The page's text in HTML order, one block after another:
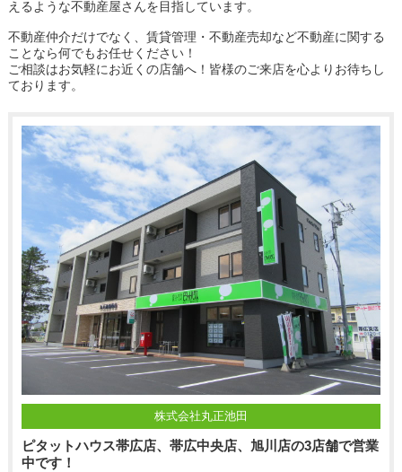
えるような不動産屋さんを目指しています。
不動産仲介だけでなく、賃貸管理・不動産売却など不動産に関する
ことなら何でもお任せください！
ご相談はお気軽にお近くの店舗へ！皆様のご来店を心よりお待ちし
ております。
株式会社丸正池田
ピタットハウス帯広店、帯広中央店、旭川店の3店舗で営業
中です！